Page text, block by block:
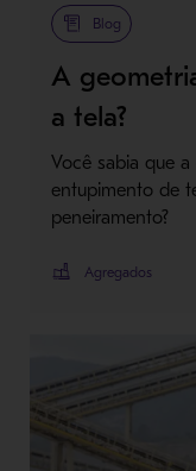
Blog
A
a tela?
Você sabia que
entupimento de
peneiramento?
Agregados